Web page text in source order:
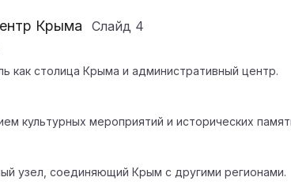
Крыма Слайд 4
как столица Крыма и административный центр.
культурных мероприятий и исторических
узел, соединяющий Крым с другими регионами.